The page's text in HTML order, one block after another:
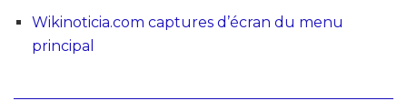
Wikinoticia.com captures d’écran du menu
principal